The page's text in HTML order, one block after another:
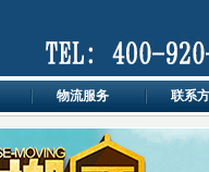
物流服务 联系